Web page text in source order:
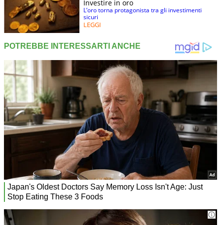
Investire in oro
L’oro torna protagonista tra gli investimenti
sicuri
LEGGI